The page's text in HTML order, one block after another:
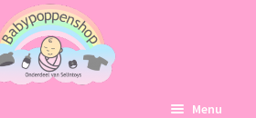
Menu